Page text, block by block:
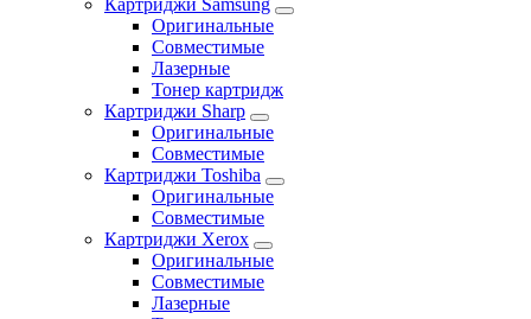
Картриджи Samsung
Оригинальные
Совместимые
Лазерные
Тонер картридж
Картриджи Sharp
Оригинальные
Совместимые
Картриджи Toshiba
Оригинальные
Совместимые
Картриджи Xerox
Оригинальные
Совместимые
Лазерные